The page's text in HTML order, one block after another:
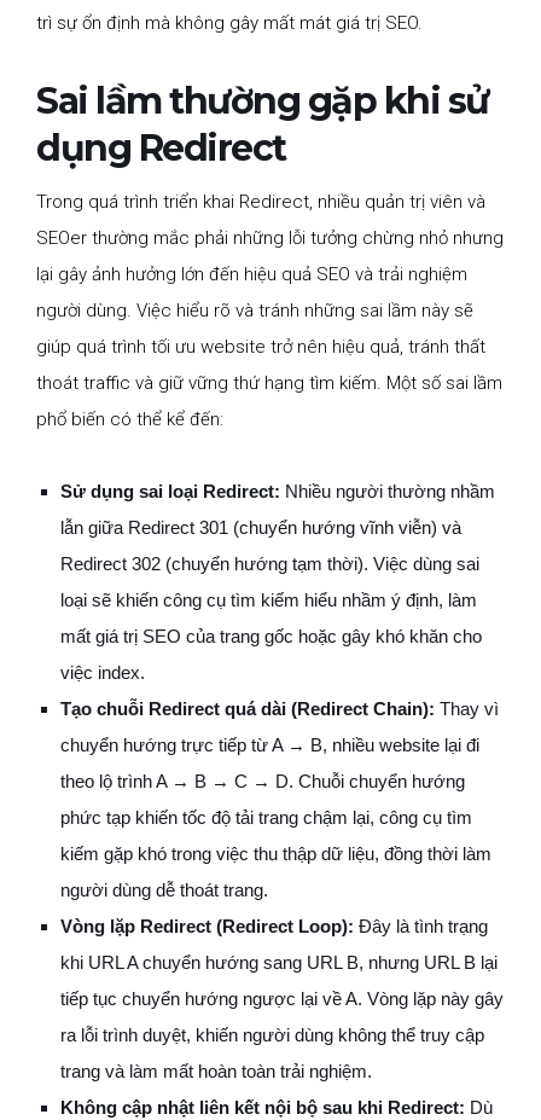
trì sự ổn định mà không gây mất mát giá trị SEO.
Sai lầm thường gặp khi sử
dụng Redirect
Trong quá trình triển khai Redirect, nhiều quản trị viên và
SEOer thường mắc phải những lỗi tưởng chừng nhỏ nhưng
lại gây ảnh hưởng lớn đến hiệu quả SEO và trải nghiệm
người dùng. Việc hiểu rõ và tránh những sai lầm này sẽ
giúp quá trình tối ưu website trở nên hiệu quả, tránh thất
thoát traffic và giữ vững thứ hạng tìm kiếm. Một số sai lầm
phổ biến có thể kể đến:
Sử dụng sai loại Redirect: Nhiều người thường nhầm
lẫn giữa Redirect 301 (chuyển hướng vĩnh viễn) và
Redirect 302 (chuyển hướng tạm thời). Việc dùng sai
loại sẽ khiến công cụ tìm kiếm hiểu nhầm ý định, làm
mất giá trị SEO của trang gốc hoặc gây khó khăn cho
việc index.
Tạo chuỗi Redirect quá dài (Redirect Chain): Thay vì
chuyển hướng trực tiếp từ A → B, nhiều website lại đi
theo lộ trình A → B → C → D. Chuỗi chuyển hướng
phức tạp khiến tốc độ tải trang chậm lại, công cụ tìm
kiếm gặp khó trong việc thu thập dữ liệu, đồng thời làm
người dùng dễ thoát trang.
Vòng lặp Redirect (Redirect Loop): Đây là tình trạng
khi URL A chuyển hướng sang URL B, nhưng URL B lại
tiếp tục chuyển hướng ngược lại về A. Vòng lặp này gây
ra lỗi trình duyệt, khiến người dùng không thể truy cập
trang và làm mất hoàn toàn trải nghiệm.
Không cập nhật liên kết nội bộ sau khi Redirect: Dù